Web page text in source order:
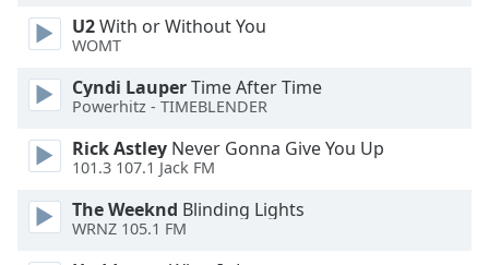
Text
Background
Background
U2With or Without You
WOMT
Cyndi LauperTime After Time
Powerhitz - TIMEBLENDER
Rick Astley Never Gonna Give You Up
101.3 107.1 Jack FM
The Weeknd Blinding Lights
WRNZ 105.1 FM